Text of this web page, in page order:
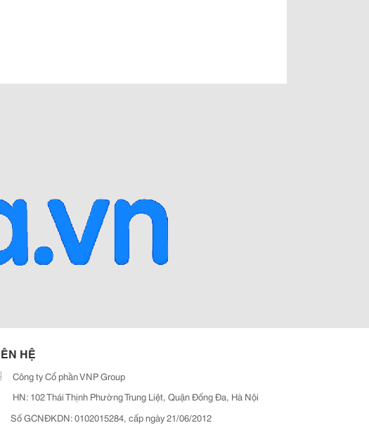
HỆ
Công ty Cổ phần VNP Group
HN: 102 Thái Thịnh Phường Trung Liệt, Quận Đống Đa, Hà Nội
Số GCNĐKDN: 0102015284, cấp ngày 21/06/2012